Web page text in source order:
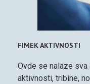
FIMEK AKTIVNOSTI
Ovde se nalaze sva
aktivnosti, tribine,